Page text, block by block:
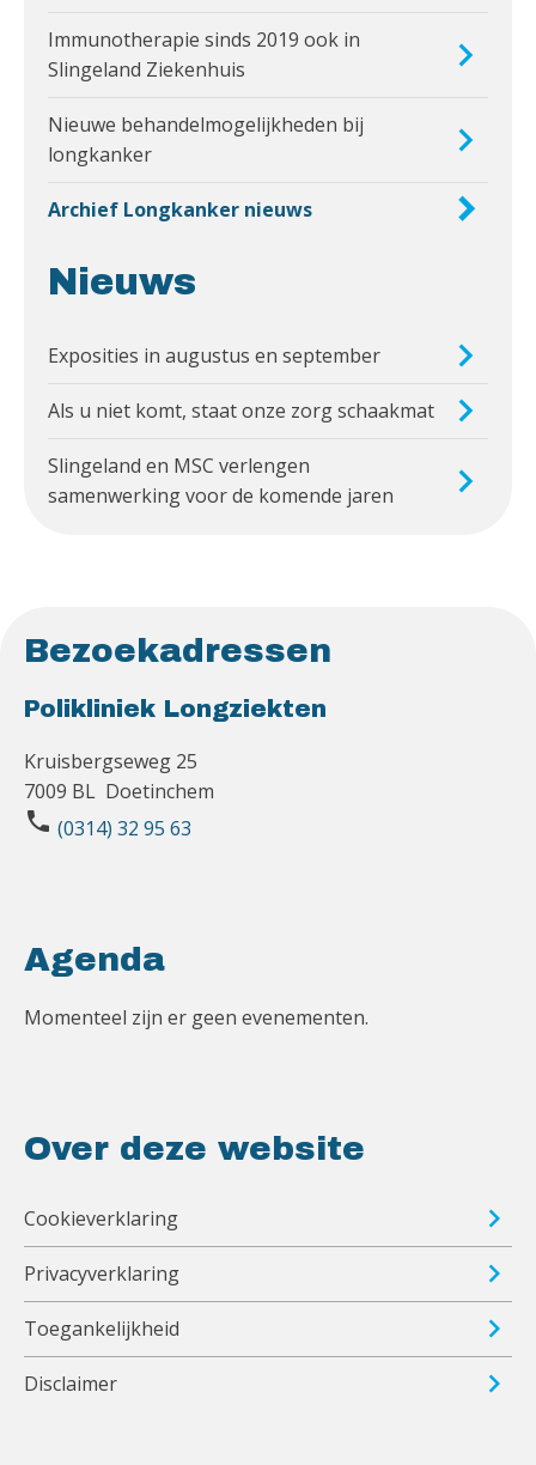
Immunotherapie sinds 2019 ook in
Slingeland Ziekenhuis
Nieuwe behandelmogelijkheden bij
longkanker
Archief Longkanker nieuws
Nieuws
Exposities in augustus en september
Als u niet komt, staat onze zorg schaakmat
Slingeland en MSC verlengen
samenwerking voor de komende jaren
Bezoekadressen
Polikliniek Longziekten
Kruisbergseweg 25
7009 BL Doetinchem
phone (0314) 32 95 63
Agenda
Momenteel zijn er geen evenementen.
Over deze website
Cookieverklaring
Privacyverklaring
Toegankelijkheid
Disclaimer